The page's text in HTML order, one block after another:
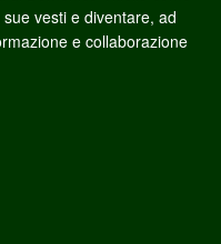
vesti e diventare, ad
e collaborazione